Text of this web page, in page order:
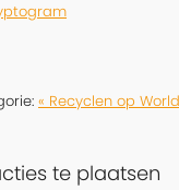
« Recyclen op
te plaatsen